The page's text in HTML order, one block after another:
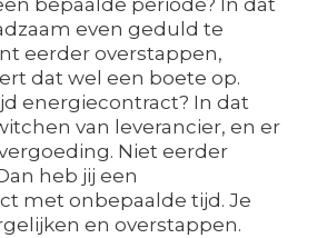
bepaalde periode? In dat
even geduld te
eerder overstappen,
dat wel een boete op.
energiecontract? In dat
van leverancier, en er
Niet eerder
heb jij een
met onbepaalde tijd. Je
en overstappen.